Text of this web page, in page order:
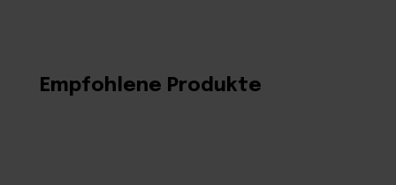
Empfohlene Produkte